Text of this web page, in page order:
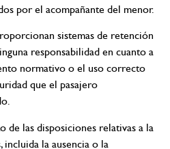
por el acompañante del menor.
sistemas de retención
responsabilidad en cuanto a
normativo o el uso correcto
que el pasajero
de las disposiciones relativas a la
incluida la ausencia o la